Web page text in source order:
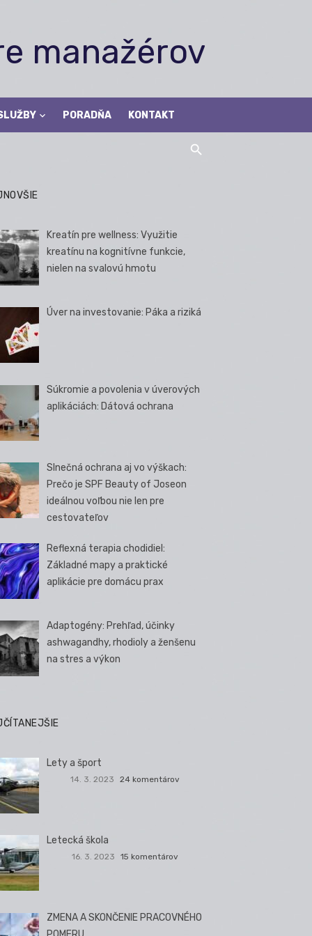
manažérov
PORADŇA KONTAKT
Kreatín pre wellness: Využitie
kreatínu na kognitívne funkcie,
nielen na svalovú hmotu
Úver na investovanie: Páka a riziká
Súkromie a povolenia v úverových
aplikáciách: Dátová ochrana
Slnečná ochrana aj vo výškach:
Prečo je SPF Beauty of Joseon
ideálnou voľbou nie len pre
cestovateľov
Reflexná terapia chodidiel:
Základné mapy a praktické
aplikácie pre domácu prax
Adaptogény: Prehľad, účinky
ashwagandhy, rhodioly a ženšenu
na stres a výkon
Lety a šport
14. 3. 2023 24 komentárov
Letecká škola
16. 3. 2023 15 komentárov
ZMENA A SKONČENIE PRACOVNÉHO